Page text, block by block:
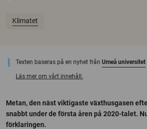
Klimatet
Texten baseras på en nyhet från Umeå universitet
Läs mer om vårt innehåll.
Metan, den näst viktigaste växthusgasen
snabbt under de första åren på 2020-talet.
förklaringen.